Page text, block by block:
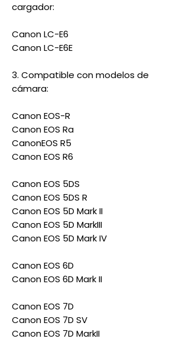
cargador:
Canon LC-E6
Canon LC-E6E
3. Compatible con modelos de
cámara:
Canon EOS-R
Canon EOS Ra
CanonEOS R5
Canon EOS R6
Canon EOS 5DS
Canon EOS 5DS R
Canon EOS 5D Mark II
Canon EOS 5D MarkIII
Canon EOS 5D Mark IV
Canon EOS 6D
Canon EOS 6D Mark II
Canon EOS 7D
Canon EOS 7D SV
Canon EOS 7D MarkII